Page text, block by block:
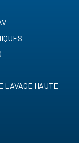
LAVAGE HAUTE